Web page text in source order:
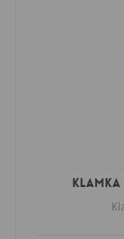
Klamka